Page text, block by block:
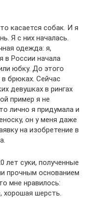
касается собак. И я
Я с них началась.
одежда: я,
в России начала
юбку. До этого
брюках. Сейчас
девушках в рингах
пример я не
лично я придумала и
он у меня даже
на изобретение в
лет суки, полученные
прочным основанием
мне нравилось:
хорошая шерсть.